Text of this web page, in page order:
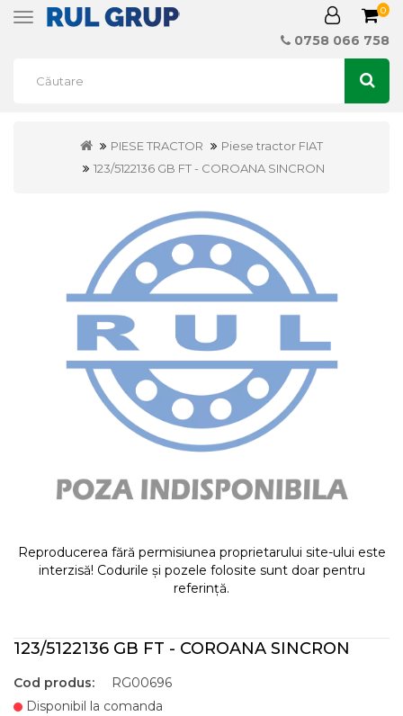
Toggle
0
0758 066 758
PIESE TRACTOR
Piese tractor FIAT
123/5122136 GB FT - COROANA SINCRON
Reproducerea fără permisiunea proprietarului site-ului este
interzisă! Codurile și pozele folosite sunt doar pentru
referință.
123/5122136 GB FT - COROANA SINCRON
Cod produs:
RG00696
Disponibil la comanda